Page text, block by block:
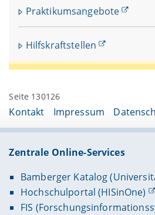
Praktikumsangebote
Hilfskraftstellen
Seite 130126
Kontakt Impressum
Zentrale Online-Services
Bamberger Katalog
Hochschulportal (HISinOne)
FIS